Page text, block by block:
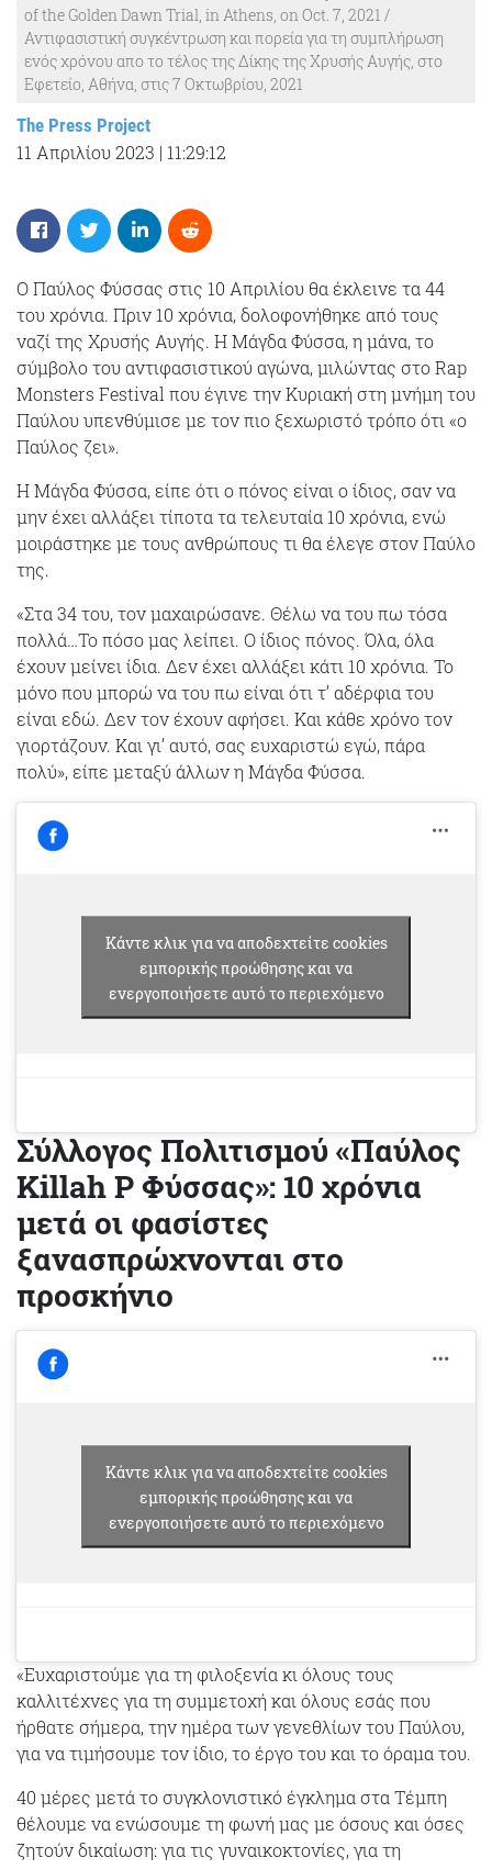
of the Golden Dawn Trial, in Athens, on Oct. 7, 2021 /
Αντιφασιστική συγκέντρωση και πορεία για τη συμπλήρωση
ενός χρόνου απο το τέλος της Δίκης της Χρυσής Αυγής, στο
Εφετείο, Αθήνα, στις 7 Οκτωβρίου, 2021
The Press Project
11 Απριλίου 2023 | 11:29:12
O Παύλος Φύσσας στις 10 Απριλίου θα έκλεινε τα 44
του χρόνια. Πριν 10 χρόνια, δολοφονήθηκε από τους
ναζί της Χρυσής Αυγής. Η Μάγδα Φύσσα, η μάνα, το
σύμβολο του αντιφασιστικού αγώνα, μιλώντας στο Rap
Monsters Festival που έγινε την Κυριακή στη μνήμη του
Παύλου υπενθύμισε με τον πιο ξεχωριστό τρόπο ότι «ο
Παύλος ζει».
Η Μάγδα Φύσσα, είπε ότι ο πόνος είναι ο ίδιος, σαν να
μην έχει αλλάξει τίποτα τα τελευταία 10 χρόνια, ενώ
μοιράστηκε με τους ανθρώπους τι θα έλεγε στον Παύλο
της.
«Στα 34 του, τον μαχαιρώσανε. Θέλω να του πω τόσα
πολλά…Το πόσο μας λείπει. Ο ίδιος πόνος. Όλα, όλα
έχουν μείνει ίδια. Δεν έχει αλλάξει κάτι 10 χρόνια. Το
μόνο που μπορώ να του πω είναι ότι τ’ αδέρφια του
είναι εδώ. Δεν τον έχουν αφήσει. Και κάθε χρόνο τον
γιορτάζουν. Και γι’ αυτό, σας ευχαριστώ εγώ, πάρα
πολύ», είπε μεταξύ άλλων η Μάγδα Φύσσα.
Κάντε κλικ για να αποδεχτείτε cookies
εμπορικής προώθησης και να
ενεργοποιήσετε αυτό το περιεχόμενο
Σύλλογος Πολιτισμού «Παύλος
Killah P Φύσσας»: 10 χρόνια
μετά οι φασίστες
ξανασπρώχνονται στο
προσκήνιο
Κάντε κλικ για να αποδεχτείτε cookies
εμπορικής προώθησης και να
ενεργοποιήσετε αυτό το περιεχόμενο
«Ευχαριστούμε για τη φιλοξενία κι όλους τους
καλλιτέχνες για τη συμμετοχή και όλους εσάς που
ήρθατε σήμερα, την ημέρα των γενεθλίων του Παύλου,
για να τιμήσουμε τον ίδιο, το έργο του και το όραμα του.
40 μέρες μετά το συγκλονιστικό έγκλημα στα Τέμπη
θέλουμε να ενώσουμε τη φωνή μας με όσους και όσες
ζητούν δικαίωση: για τις γυναικοκτονίες, για τη